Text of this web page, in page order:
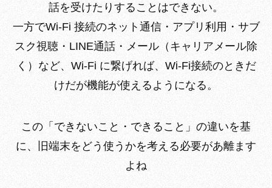
話を受けたりすることはできない。
一方でWi-Fi 接続のネット通信・アプリ利用・サブ
スク視聴・LINE通話・メール（キャリアメール除
く）など、Wi-Fi に繋げれば、Wi-Fi接続のときだ
けだが機能が使えるようになる。
この「できないこと・できること」の違いを基
に、旧端末をどう使うかを考える必要があ離ます
よね